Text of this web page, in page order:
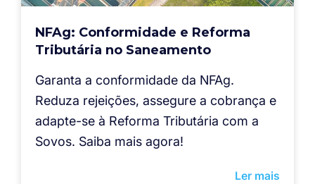
NFAg: Conformidade e Reforma
Tributária no Saneamento
Garanta a conformidade da NFAg.
Reduza rejeições, assegure a cobrança e
adapte-se à Reforma Tributária com a
Sovos. Saiba mais agora!
Ler mais